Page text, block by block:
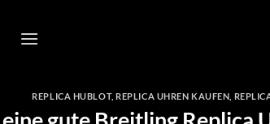
REPLICA HUBLOT,REPLICA UHREN KAUFEN